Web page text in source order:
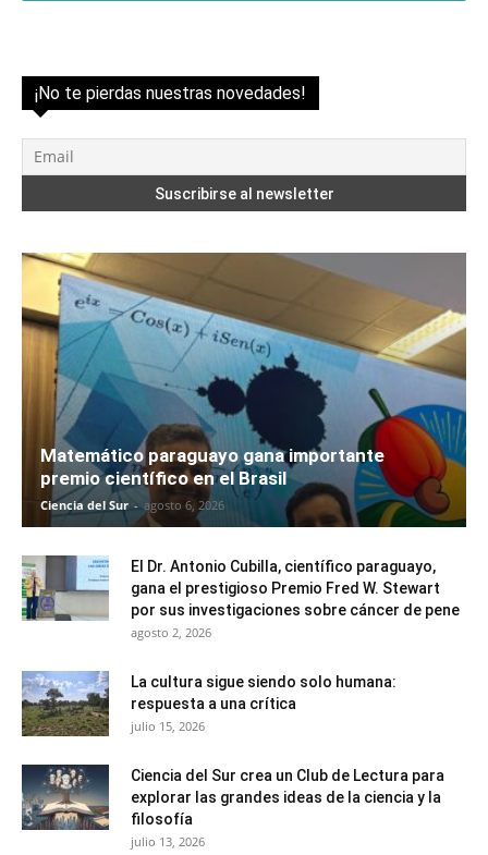
¡No te pierdas nuestras novedades!
Matemático paraguayo gana importante
premio científico en el Brasil
Ciencia del Sur - agosto 6, 2026
El Dr. Antonio Cubilla, científico paraguayo,
gana el prestigioso Premio Fred W. Stewart
por sus investigaciones sobre cáncer de pene
agosto 2, 2026
La cultura sigue siendo solo humana:
respuesta a una crítica
julio 15, 2026
Ciencia del Sur crea un Club de Lectura para
explorar las grandes ideas de la ciencia y la
filosofía
julio 13, 2026